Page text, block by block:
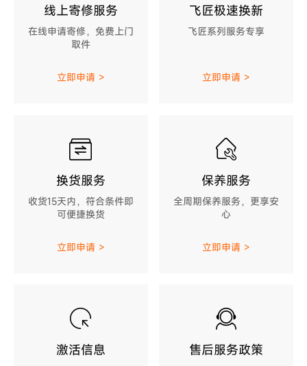
线上寄修服务
在线申请寄修，免费上门
取件
立即申请 >
飞匠极速换新
飞匠系列服务专享
立即申请 >
换货服务
收货15天内，符合条件即
可便捷换货
立即申请 >
保养服务
全周期保养服务，更享安
心
立即申请 >
激活信息 售后服务政策